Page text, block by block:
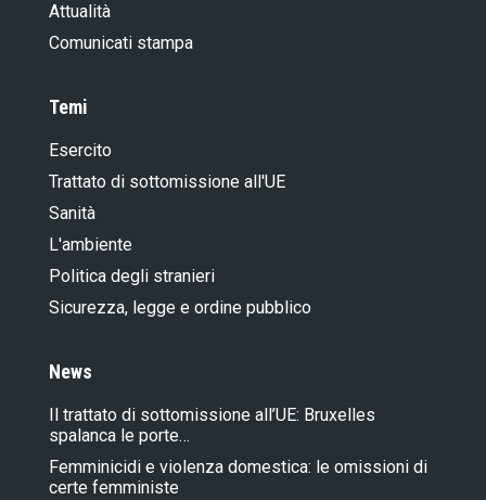
Attualità
Comunicati stampa
Temi
Esercito
Trattato di sottomissione all'UE
Sanità
L'ambiente
Politica degli stranieri
Sicurezza, legge e ordine pubblico
News
Il trattato di sottomissione all’UE: Bruxelles
spalanca le porte…
Femminicidi e violenza domestica: le omissioni di
certe femministe